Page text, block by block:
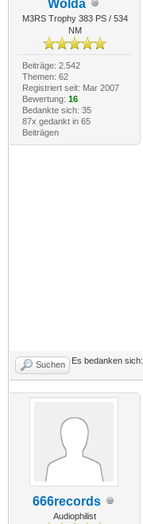
Wolda
M3RS Trophy 383 PS / 534
NM
Beiträge: 2.542
Themen: 62
Registriert seit: Mar 2007
Bewertung: 16
Bedankte sich: 35
87x gedankt in 65
Beiträgen
Suchen Es bedanken sich:
666records
Audiophilist